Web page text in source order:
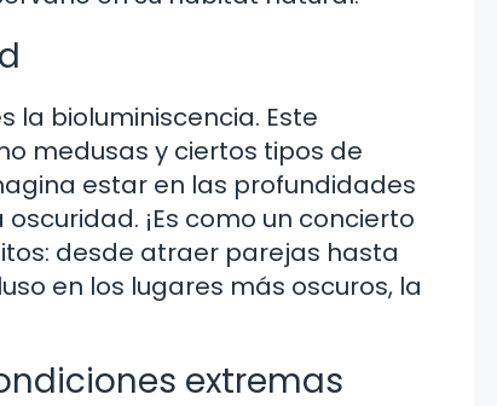
la bioluminiscencia. Este
medusas y ciertos tipos de
estar en las profundidades
¡Es como un concierto
desde atraer parejas hasta
en los lugares más oscuros, la
extremas